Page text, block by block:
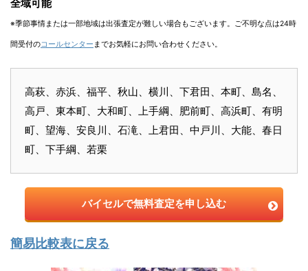
全域可能
※季節事情または一部地域は出張査定が難しい場合もございます。ご不明な点は24時
間受付のコールセンター までお気軽にお問い合わせください。
高萩、赤浜、福平、秋山、横川、下君田、本町、島名、
高戸、東本町、大和町、上手綱、肥前町、高浜町、有明
町、望海、安良川、石滝、上君田、中戸川、大能、春日
町、下手綱、若栗
バイセルで無料査定を申し込む
簡易比較表に戻る